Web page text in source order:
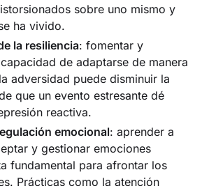
sobre uno mismo y
ha vivido.
la resiliencia: fomentar y
de adaptarse de manera
adversidad puede disminuir la
que un evento estresante dé
reactiva.
emocional: aprender a
y gestionar emociones
fundamental para afrontar los
Prácticas como laatención